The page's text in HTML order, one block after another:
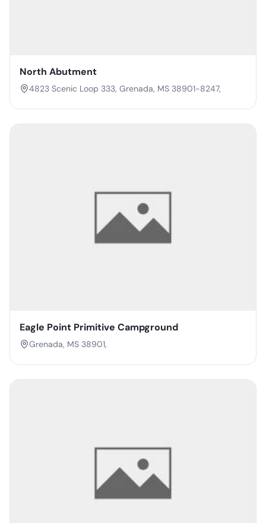
North Abutment
4823 Scenic Loop 333, Grenada, MS 38901-8247,
Eagle Point Primitive Campground
Grenada, MS 38901,